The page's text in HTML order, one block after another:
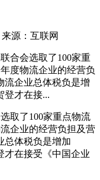
源：互联网
合会选取了100家重
度物流企业的经营负
流企业总体税负是增
登才在接...
取了100家重点物流
企业的经营负担及营
总体税负是增加
才在接受《中国企业